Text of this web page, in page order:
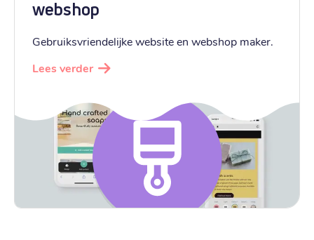
webshop
Gebruiksvriendelijke website en webshop maker.
Lees verder